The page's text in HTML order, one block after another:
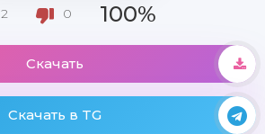
2 0 100%
Скачать
Скачать в TG